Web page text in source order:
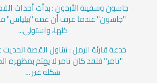
جاسون وسفينة الأرجون : بدأت أحداث
"جاسون" عندما عرف أن عمه "بيلياس"
كلها، واستولى...
خدعة قارئة الرمل : تتناول القصة
"تامر" فلقد كان تامر لا يهتم بمظهره
شكله غير ...